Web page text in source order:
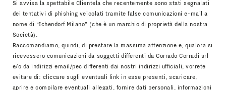
Si avvisa la spettabile Clientela che recentemente sono stati segnalati
dei tentativi di phishing veicolati tramite false comunicazioni e-mail a
nome di “Ichendorf Milano” (che è un marchio di proprietà della nostra
Società).
Raccomandiamo, quindi, di prestare la massima attenzione e, qualora si
ricevessero comunicazioni da soggetti differenti da Corrado Corradi srl
e/o da indirizzi email/pec differenti dai nostri indirizzi ufficiali, vorrete
evitare di: cliccare sugli eventuali link in esse presenti, scaricare,
aprire e compilare eventuali allegati, fornire dati personali, informazioni